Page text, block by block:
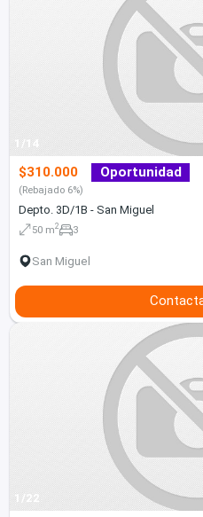
1/14
$310.000 Oportunidad
(Rebajado 6%)
Depto. 3D/1B - San Miguel
50 m2 3
San Miguel
1/22